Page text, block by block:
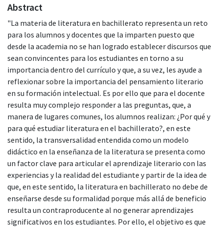
Abstract
"La materia de literatura en bachillerato representa un reto
para los alumnos y docentes que la imparten puesto que
desde la academia no se han logrado establecer discursos que
sean convincentes para los estudiantes en torno a su
importancia dentro del currículo y que, a su vez, les ayude a
reflexionar sobre la importancia del pensamiento literario
en su formación intelectual. Es por ello que para el docente
resulta muy complejo responder a las preguntas, que, a
manera de lugares comunes, los alumnos realizan: ¿Por qué y
para qué estudiar literatura en el bachillerato?, en este
sentido, la transversalidad entendida como un modelo
didáctico en la enseñanza de la literatura se presenta como
un factor clave para articular el aprendizaje literario con las
experiencias y la realidad del estudiante y partir de la idea de
que, en este sentido, la literatura en bachillerato no debe de
enseñarse desde su formalidad porque más allá de beneficio
resulta un contraproducente al no generar aprendizajes
significativos en los estudiantes. Por ello, el objetivo es que